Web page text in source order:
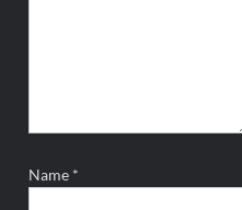
Name *